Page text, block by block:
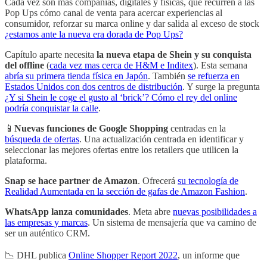
Pop Ups cómo canal de venta para acercar experiencias al
consumidor, reforzar su marca online y dar salida al exceso de stock
¿estamos ante la nueva era dorada de Pop Ups?
Capítulo aparte necesita la nueva etapa de Shein y su conquista
del offline (cada vez mas cerca de H&M e Inditex). Esta semana
abría su primera tienda física en Japón. También se refuerza en
Estados Unidos con dos centros de distribución. Y surge la pregunta
¿Y si Shein le coge el gusto al ‘brick’? Cómo el rey del online
podría conquistar la calle.
📱 Nuevas funciones de Google Shopping centradas en la
búsqueda de ofertas. Una actualización centrada en identificar y
seleccionar las mejores ofertas entre los retailers que utilicen la
plataforma.
Snap se hace partner de Amazon. Ofrecerá su tecnología de
Realidad Aumentada en la sección de gafas de Amazon Fashion.
WhatsApp lanza comunidades. Meta abre nuevas posibilidades a
las empresas y marcas. Un sistema de mensajería que va camino de
ser un auténtico CRM.
📉 DHL publica Online Shopper Report 2022, un informe que